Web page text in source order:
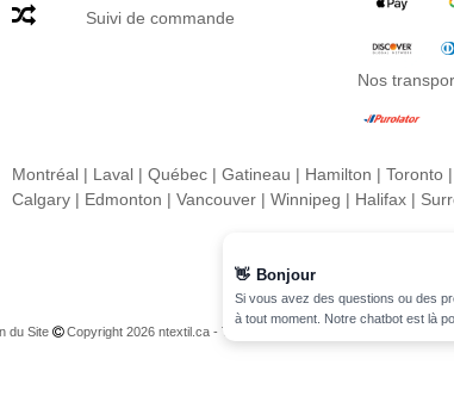
Suivi de commande
Nos
Montréal | Laval | Québec | Gatineau | Hamilton | Toronto |
Calgary | Edmonton | Vancouver | Winnipeg | Halifax |
du Site Copyright 2026 ntextil.ca - Tous droits réservés
👋 Bonjour
Si vous avez des questions ou des
à tout moment. Notre chatbot est là